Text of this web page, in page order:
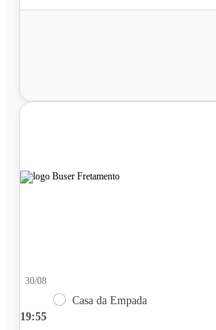
19:55
30/08
Casa da Empada